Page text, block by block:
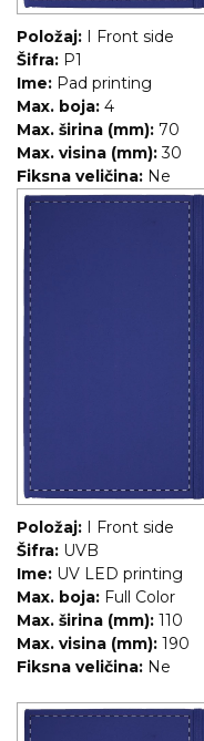
Položaj:
I Front side
Šifra: P1
Ime: Pad printing
Max. boja: 4
Max. širina (mm): 70
Max. visina (mm): 30
Fiksna veličina: Ne
Položaj: I Front side
Šifra: UVB
Ime: UV LED printing
Max. boja: Full Color
Max. širina (mm): 110
Max. visina (mm): 190
Fiksna veličina: Ne